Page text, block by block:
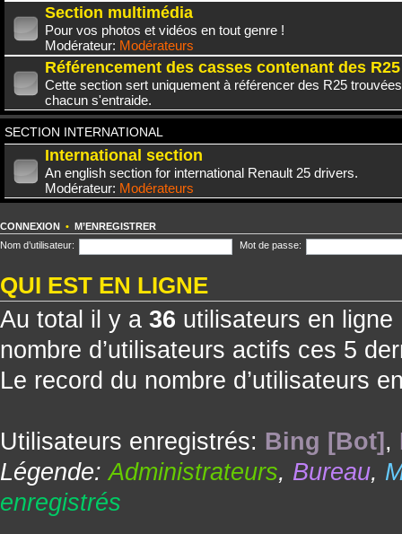
Section multimédia
Pour vos photos et vidéos en tout genre !
Modérateur: Modérateurs
Référencement des casses contenant des R25
Cette section sert uniquement à référencer des R25
chacun s'entraide.
SECTION INTERNATIONAL
International section
An english section for international Renault 25 drivers.
Modérateur: Modérateurs
CONNEXION • M’ENREGISTRER
Nom d’utilisateur:
Mot de passe:
QUI EST EN LIGNE
Au total il y a 36 utilisateurs en
nombre d’utilisateurs actifs ces 5
Le record du nombre d’utilisateurs
Utilisateurs enregistrés: Bing [Bot] ,
Légende:Administrateurs, Bureau,
enregistrés